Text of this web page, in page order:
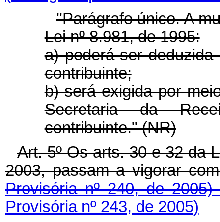
"Parágrafo único. A
Lei nº 8.981, de 1995:
a) poderá ser
contribuinte;
b) será exigida por
Secretaria da
contribuinte." (NR)
Art. 5º Os arts. 30 e 32 da
2003, passam a vigorar
Provisória nº 240, de 2005)
Provisória nº 243, de 2005)